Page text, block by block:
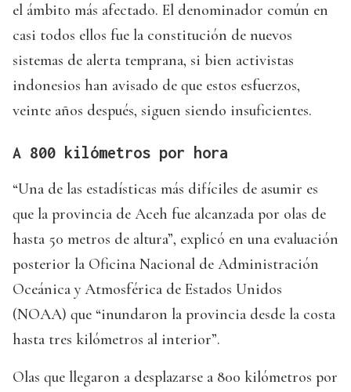
el ámbito más afectado. El denominador común en
casi todos ellos fue la constitución de nuevos
sistemas de alerta temprana, si bien activistas
indonesios han avisado de que estos esfuerzos,
veinte años después, siguen siendo insuficientes.
A 800 kilómetros por hora
“Una de las estadísticas más difíciles de asumir es
que la provincia de Aceh fue alcanzada por olas de
hasta 50 metros de altura”, explicó en una evaluación
posterior la Oficina Nacional de Administración
Oceánica y Atmosférica de Estados Unidos
(NOAA) que “inundaron la provincia desde la costa
hasta tres kilómetros al interior”.
Olas que llegaron a desplazarse a 800 kilómetros por